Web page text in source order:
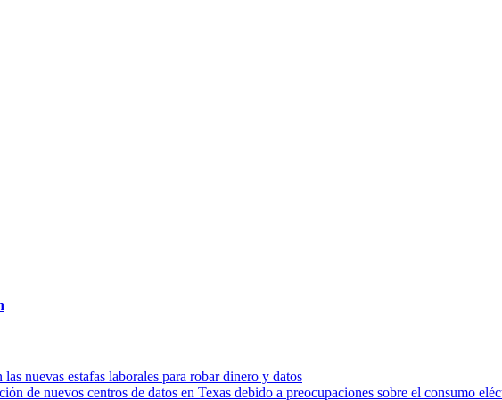
nuevas estafas laborales para robar dinero y datos
de nuevos centros de datos en Texas debido a preocupaciones sobre el consumo